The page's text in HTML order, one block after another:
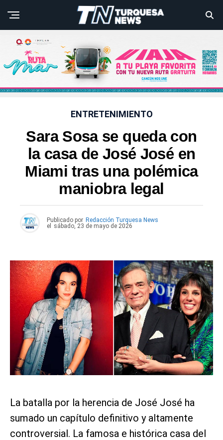
ENTRETENIMIENTO
Sara Sosa se queda con
la casa de José José en
Miami tras una polémica
maniobra legal
Publicado por Redacción Turquesa News
el
sábado, 23 de mayo de 2026
La batalla por la herencia de José José ha
sumado un capítulo definitivo y altamente
controversial. La famosa e histórica casa del